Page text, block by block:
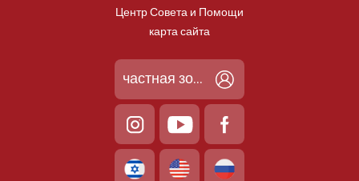
Центр Совета и Помощи
карта сайта
частная зона